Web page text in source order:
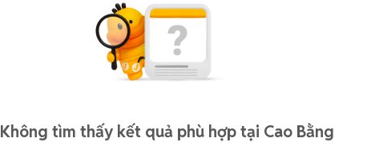
Không tìm thấy kết quả phù hợp tại Cao Bằng